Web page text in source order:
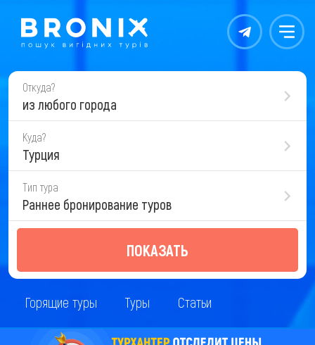
Контакты Меню
Откуда?
из любого города
Куда?
Турция
Тип тура
Раннее бронирование туров
ПОКАЗАТЬ
Горящие туры Туры Статьи